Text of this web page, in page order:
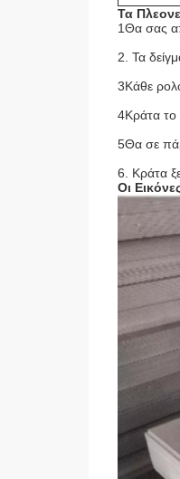
Τα
1Θα σας
2. Τα
3Κάθε
4Κράτα το
5Θα σε
6. Κράτα
Οι